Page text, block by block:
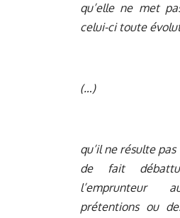
qu’elle ne met
celui-ci toute
(…)
qu’il ne résulte
de fait
l’emprunteur
prétentions ou